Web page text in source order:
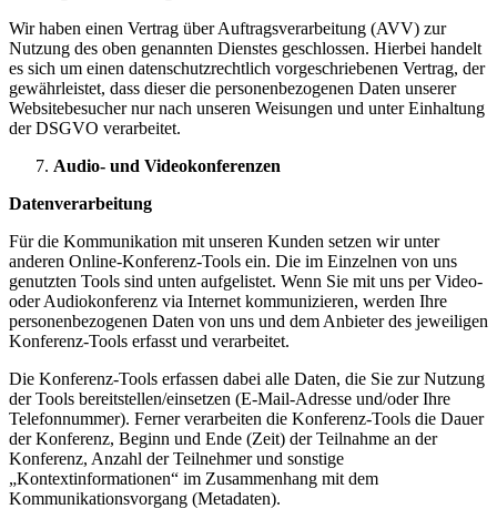
Wir haben einen Vertrag über Auftragsverarbeitung (AVV) zur
Nutzung des oben genannten Dienstes geschlossen. Hierbei handelt
es sich um einen datenschutzrechtlich vorgeschriebenen Vertrag, der
gewährleistet, dass dieser die personenbezogenen Daten unserer
Websitebesucher nur nach unseren Weisungen und unter Einhaltung
der DSGVO verarbeitet.
Audio- und Videokonferenzen
Datenverarbeitung
Für die Kommunikation mit unseren Kunden setzen wir unter
anderen Online-Konferenz-Tools ein. Die im Einzelnen von uns
genutzten Tools sind unten aufgelistet. Wenn Sie mit uns per Video-
oder Audiokonferenz via Internet kommunizieren, werden Ihre
personenbezogenen Daten von uns und dem Anbieter des jeweiligen
Konferenz-Tools erfasst und verarbeitet.
Die Konferenz-Tools erfassen dabei alle Daten, die Sie zur Nutzung
der Tools bereitstellen/einsetzen (E-Mail-Adresse und/oder Ihre
Telefonnummer). Ferner verarbeiten die Konferenz-Tools die Dauer
der Konferenz, Beginn und Ende (Zeit) der Teilnahme an der
Konferenz, Anzahl der Teilnehmer und sonstige
„Kontextinformationen“ im Zusammenhang mit dem
Kommunikationsvorgang (Metadaten).